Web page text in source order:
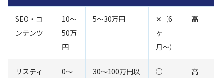
SEO・コ
ンテンツ
10〜
50万
円
5〜30万円
✕（6
ヶ
月〜）
高
リスティ
0〜
30〜100万円以
○ 高